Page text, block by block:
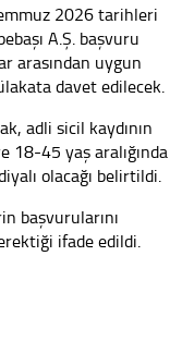
2026 tarihleri
A.Ş. başvuru
arasından uygun
davet edilecek.
adli sicil kaydının
18-45 yaş aralığında
olacağı belirtildi.
başvurularını
ifade edildi.